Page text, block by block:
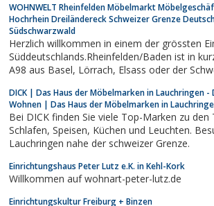
WOHNWELT Rheinfelden Möbelmarkt
Hochrhein Dreiländereck Schweizer Grenze
Südschwarzwald
Herzlich willkommen in einem der grössten
Süddeutschlands.Rheinfelden/Baden ist in
A98 aus Basel, Lörrach, Elsass oder der Schweiz
UhrDonnerstag: 09.00 - 22.00 UhrSamstag:
DICK | Das Haus der Möbelmarken in Lauchringen -
Wohnen | Das Haus der Möbelmarken in
Bei DICK finden Sie viele Top-Marken zu den
Schlafen, Speisen, Küchen und Leuchten. Besuchen Sie uns in
Lauchringen nahe der schweizer Grenze.
Einrichtungshaus Peter Lutz e.K. in Kehl-Kork
Willkommen auf wohnart-peter-lutz.de
Einrichtungskultur Freiburg + Binzen